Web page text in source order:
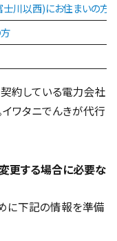
士川以西)にお住まいの方
約している電力会社
ワタニでんきが代行
更する場合に必要な
に下記の情報を準備